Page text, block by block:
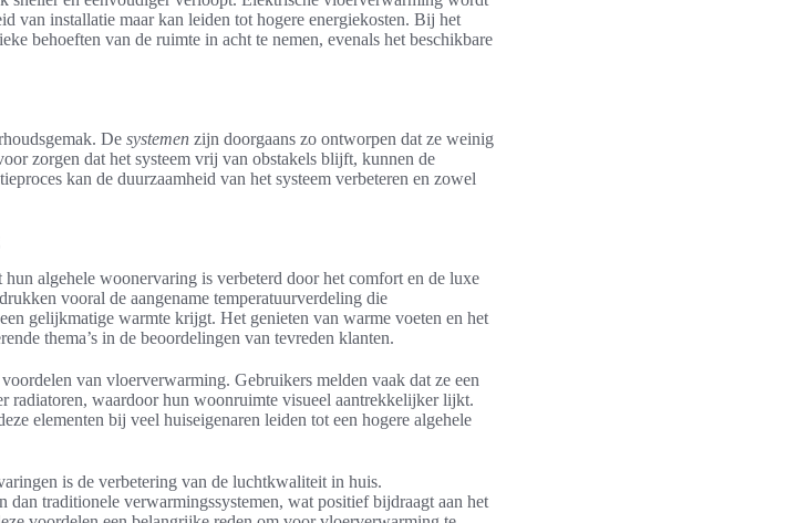
van installatie maar kan leiden tot hogere energiekosten. Bij het
behoeften van de ruimte in acht te nemen, evenals het beschikbare
De systemen zijn doorgaans zo ontworpen dat ze weinig
zorgen dat het systeem vrij van obstakels blijft, kunnen de
kan de duurzaamheid van het systeem verbeteren en zowel
algehele woonervaring is verbeterd door het comfort en de luxe
vooral de aangename temperatuurverdeling die
gelijkmatige warmte krijgt. Het genieten van warme voeten en het
thema’s in de beoordelingen van tevreden klanten.
van vloerverwarming. Gebruikers melden vaak dat ze een
radiatoren, waardoor hun woonruimte visueel aantrekkelijker lijkt.
elementen bij veel huiseigenaren leiden tot een hogere algehele
is de verbetering van de luchtkwaliteit in huis.
traditionele verwarmingssystemen, wat positief bijdraagt aan het